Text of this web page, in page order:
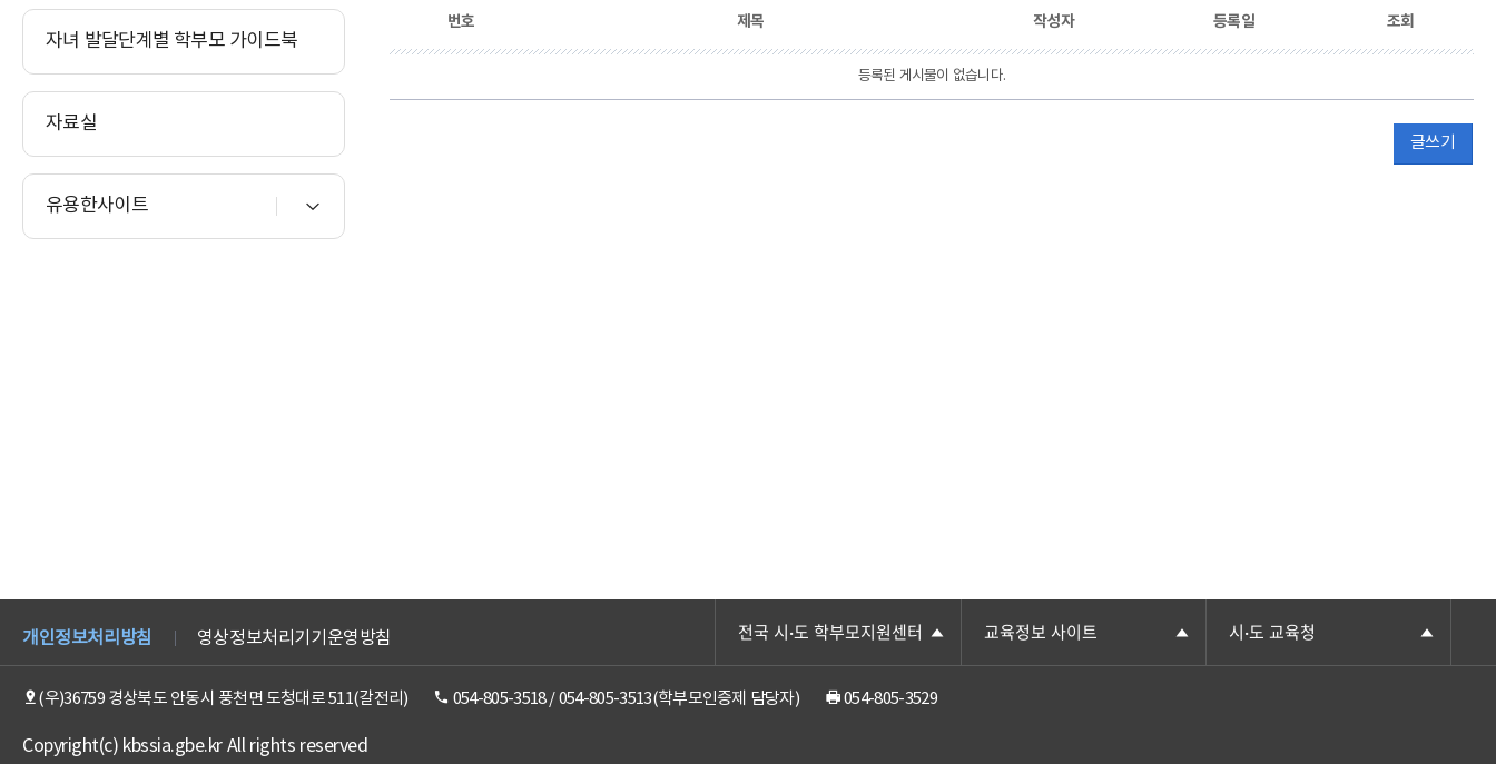
자녀 발달단계별 학부모 가이드북
자료실
유용한사이트
번호 제목 작성자 등록일 조회
등록된 게시물이 없습니다.
글쓰기
개인정보처리방침 영상정보처리기기운영방침 전국 시·도 학부모지원센터 교육정보 사이트 시·도 교육청
(우)36759 경상북도 안동시 풍천면 도청대로 511(갈전리) 054-805-3518 / 054-805-3513(학부모인증제 담당자) 054-805-3529
Copyright(c) kbssia.gbe.kr All rights reserved